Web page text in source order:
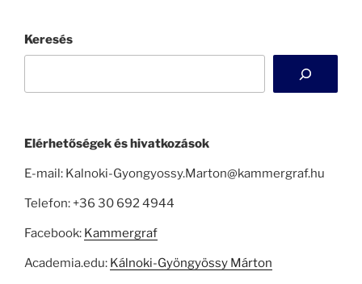
Keresés
Elérhetőségek és hivatkozások
E-mail: Kalnoki-Gyongyossy.Marton@kammergraf.hu
Telefon: +36 30 692 4944
Facebook: Kammergraf
Academia.edu: Kálnoki-Gyöngyössy Márton